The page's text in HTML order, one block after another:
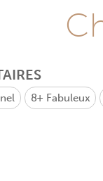
8+ Fabuleux